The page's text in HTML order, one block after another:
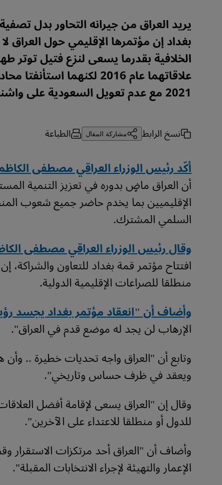
يريد العراق من جيرانه التحاور بدل
بغداد إن مؤتمرها الإقليمي حول
الخلافية بقدرما يسعى لنزع فتيل توتر
علاقاتهما عام 2016 لكنهما
2021 مع عدم تعويل السعودية على واشنطن.
نسخ الرابط مشاركة المقال الطباعة
أكّد رئيس الوزراء العراقي مصطفى
أن العراق ماضٍ بدوره في تعزيز التنمية
الإقليميين بما يخدم حاضر جميع شعوب
السلمي المشترك.
وقال رئيس الوزراء العراقي مصطفى
افتتاح مؤتمر قمة بغداد للتعاون
منطلقا للصراعات الإقليمية الدولية.
وأضاف أن "انعقاد مؤتمر بغداد يجسد
الإرهاب لن يجد له موضع قدم في العراق".
وتابع أن "العراق واجه تحديات خطيرة .. وأن
ويعقد في ظرف حساس وتاريخي".
وقال إن "العراق يسعى لإقامة أفضل
للدول أو منطلقا للاعتداء على الآخرين".
وأضاف أن "العراق أحد مرتكزات الاستقرار
الإعمار والتهيئة لإجراء الانتخابات المقبلة".